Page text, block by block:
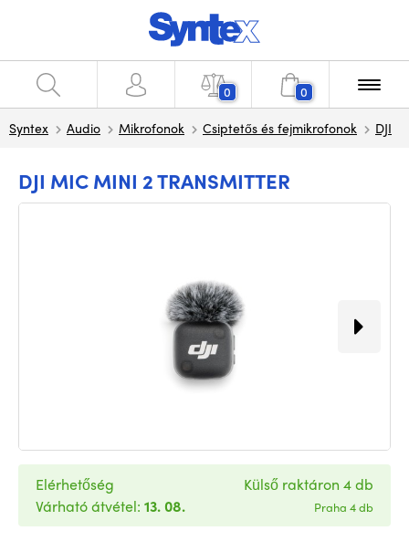
0 0
Syntex Audio Mikrofonok Csiptetős és fejmikrofonok DJI
DJI MIC MINI 2 TRANSMITTER
Elérhetőség
Várható átvétel: 13. 08.
Külső raktáron 4 db
Praha 4 db